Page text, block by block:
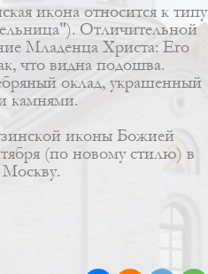
икона относится к типу
Отличительной
Младенца Христа: Его
что видна подошва.
оклад, украшенный
камнями.
иконы Божией
(по новому стилю) в